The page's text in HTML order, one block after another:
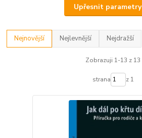
Upřesnit parametry
Nejnovější Nejlevnější Nejdražší
Zobrazuji 1-13 z 13
strana z 1